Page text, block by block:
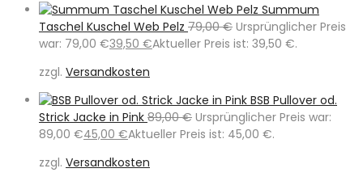
Summum
Taschel Kuschel Web Pelz 79,00€ Ursprünglicher Preis
war: 79,00 €39,50 €Aktueller Preis ist: 39,50 €.
zzgl. Versandkosten
BSB Pullover od.
Strick Jacke in Pink 89,00€ Ursprünglicher Preis war:
89,00 €45,00 €Aktueller Preis ist: 45,00 €.
zzgl. Versandkosten